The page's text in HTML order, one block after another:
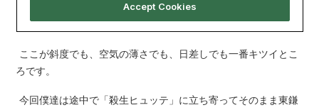
ここが斜度でも、空気の薄さでも、日差しでも一番キツイとこ
ろです。
今回僕達は途中で「殺生ヒュッテ」に立ち寄ってそのまま東鎌